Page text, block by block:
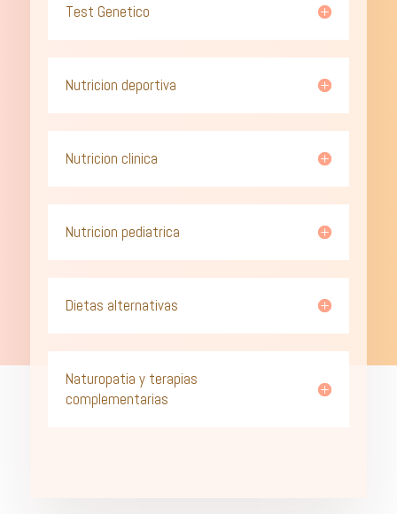
Test Genetico
Nutricion deportiva
Nutricion clinica
Nutricion pediatrica
Dietas alternativas
Naturopatia y terapias
complementarias